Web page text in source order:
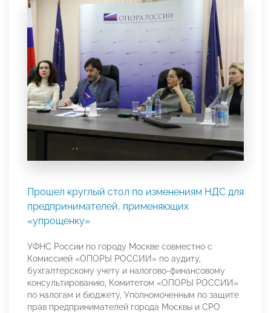
Прошел круглый стол по изменениям НДС для
предпринимателей, применяющих
«упрощенку»
УФНС России по городу Москве совместно с
Комиссией «ОПОРЫ РОССИИ» по аудиту,
бухгалтерскому учету и налогово-финансовому
консультированию, Комитетом «ОПОРЫ РОССИИ»
по налогам и бюджету, Уполномоченным по защите
прав предпринимателей города Москвы и СРО